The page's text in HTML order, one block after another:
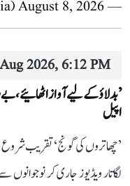
— Congress (@INCIndia)
August 8, 2026
2026, 6:12 PM
’بدلاؤ کے لیے آواز
اپیل
’چھاتروں کی گونج‘ تقریب
لگاتار ویڈیوز جاری کر